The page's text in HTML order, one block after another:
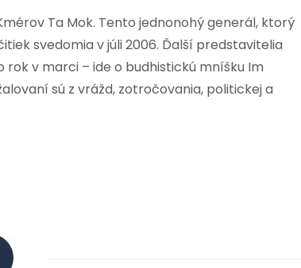
Ta Mok. Tento jednonohý generál, ktorý
svedomia v júli 2006. Ďalší predstavitelia
v marci – ide o budhistickú mníšku Im
sú z vrážd, zotročovania, politickej a